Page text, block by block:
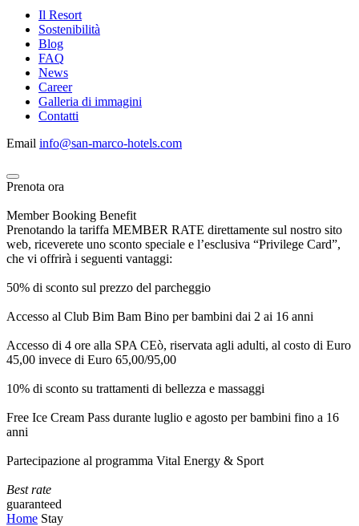
Il Resort
Sostenibilità
Blog
FAQ
News
Career
Galleria di immagini
Contatti
Email info@san-marco-hotels.com
Prenota ora
Member Booking Benefit
Prenotando la tariffa MEMBER RATE direttamente sul nostro sito
web, riceverete uno sconto speciale e l’esclusiva “Privilege Card”,
che vi offrirà i seguenti vantaggi:
50% di sconto sul prezzo del parcheggio
Accesso al Club Bim Bam Bino per bambini dai 2 ai 16 anni
Accesso di 4 ore alla SPA CEò, riservata agli adulti, al costo di Euro
45,00 invece di Euro 65,00/95,00
10% di sconto su trattamenti di bellezza e massaggi
Free Ice Cream Pass durante luglio e agosto per bambini fino a 16
anni
Partecipazione al programma Vital Energy & Sport
Best rate
guaranteed
Home Stay